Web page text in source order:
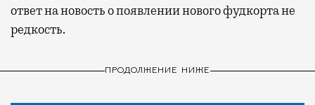
ответ на новость о появлении нового фудкорта не
редкость.
ПРОДОЛЖЕНИЕ НИЖЕ